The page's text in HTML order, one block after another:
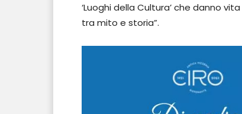
‘Luoghi della Cultura’ che danno
tra mito e storia”.